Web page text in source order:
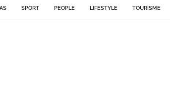
SPORT PEOPLE LIFESTYLE TOURISME